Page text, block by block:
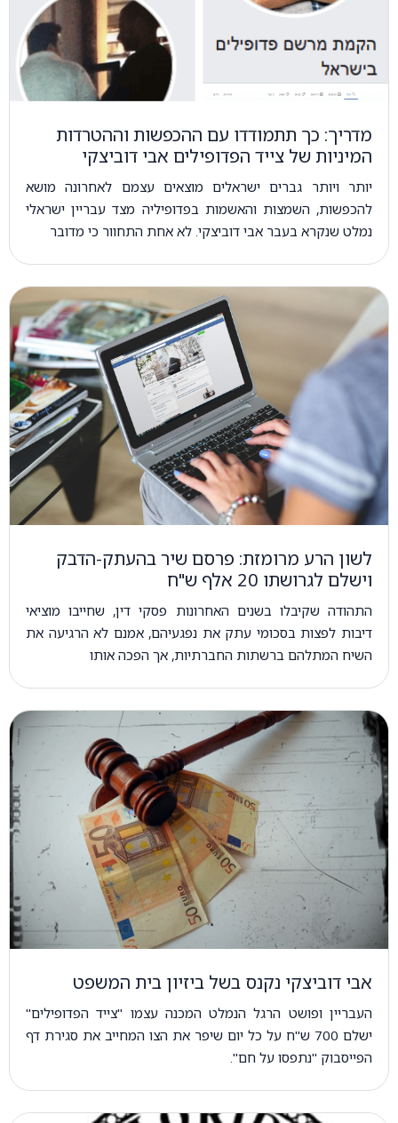
מדריך: כך תתמודדו עם ההכפשות וההטרדות
המיניות של צייד הפדופילים אבי דוביצקי
יותר ויותר גברים ישראלים מוצאים עצמם לאחרונה מושא
להכפשות, השמצות והאשמות בפדופיליה מצד עבריין ישראלי
נמלט שנקרא בעבר אבי דוביצקי. לא אחת התחוור כי מדובר
לשון הרע מרומזת: פרסם שיר בהעתק-הדבק
וישלם לגרושתו 20 אלף ש"ח
התהודה שקיבלו בשנים האחרונות פסקי דין, שחייבו מוציאי
דיבות לפצות בסכומי עתק את נפגעיהם, אמנם לא הרגיעה את
השיח המתלהם ברשתות החברתיות, אך הפכה אותו
אבי דוביצקי נקנס בשל ביזיון בית המשפט
העבריין ופושט הרגל הנמלט המכנה עצמו "צייד הפדופילים"
ישלם 700 ש"ח על כל יום שיפר את הצו המחייב את סגירת דף
הפייסבוק "נתפסו על חם".